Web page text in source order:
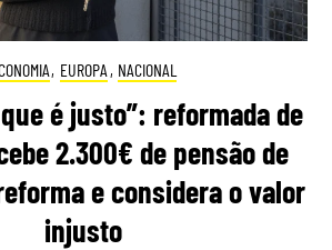
, EUROPA , NACIONAL
é justo”: reformada de
2.300€ de pensão de
e considera o valor
injusto